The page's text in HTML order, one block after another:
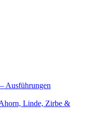
Ausführungen
Linde, Zirbe &